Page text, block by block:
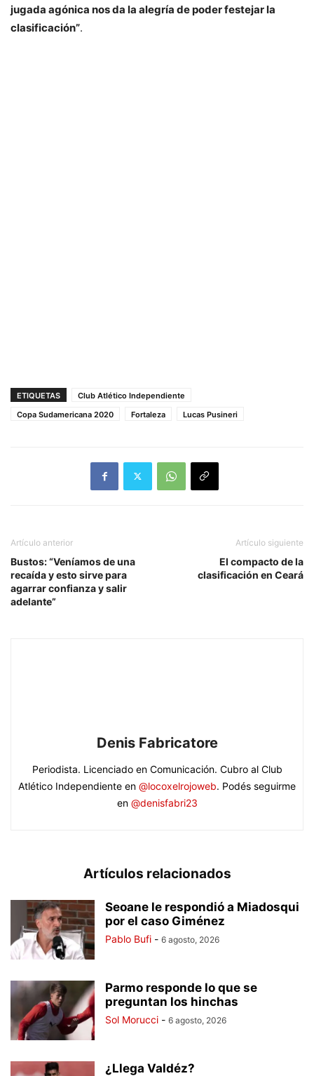
jugada agónica nos da la alegría de poder festejar la
clasificación”.
ETIQUETAS
Club Atlético Independiente
Copa Sudamericana 2020
Fortaleza Lucas Pusineri
Artículo anterior
Bustos: “Veníamos de una
recaída y esto sirve para
agarrar confianza y salir
adelante”
Artículo siguiente
El compacto de la
clasificación en Ceará
Denis Fabricatore
Periodista. Licenciado en Comunicación. Cubro al Club
Atlético Independiente en @locoxelrojoweb. Podés seguirme
en @denisfabri23
Artículos relacionados
Seoane le respondió a Miadosqui
por el caso Giménez
Pablo Bufi - 6 agosto, 2026
Parmo responde lo que se
preguntan los hinchas
Sol Morucci - 6 agosto, 2026
¿Llega Valdéz?